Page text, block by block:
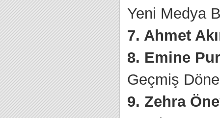
Yeni Medya
7. Ahmet
8. Emine
Geçmiş
9. Zehra